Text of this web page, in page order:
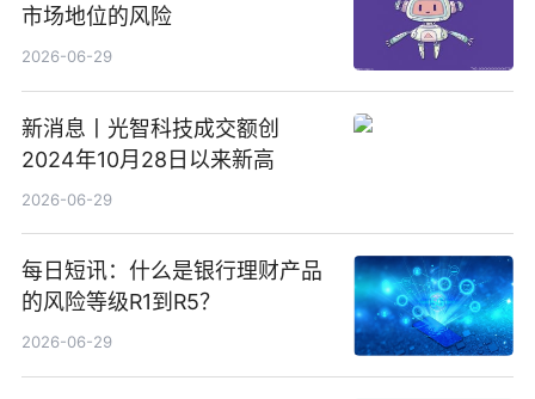
市场地位的风险
2026-06-29
新消息丨光智科技成交额创
2024年10月28日以来新高
2026-06-29
每日短讯：什么是银行理财产品
的风险等级R1到R5？
2026-06-29